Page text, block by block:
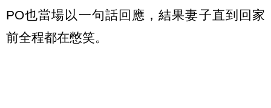
PO也當場以一句話回應，結果妻子直到回家
前全程都在憋笑。